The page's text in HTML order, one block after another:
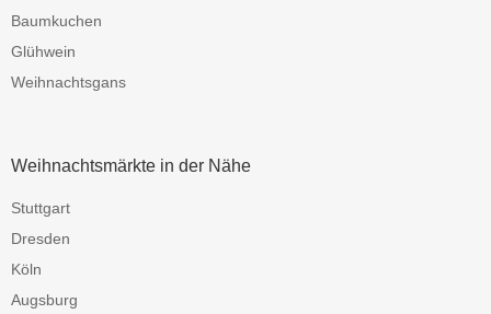
Baumkuchen
Glühwein
Weihnachtsgans
Weihnachtsmärkte in der Nähe
Stuttgart
Dresden
Köln
Augsburg